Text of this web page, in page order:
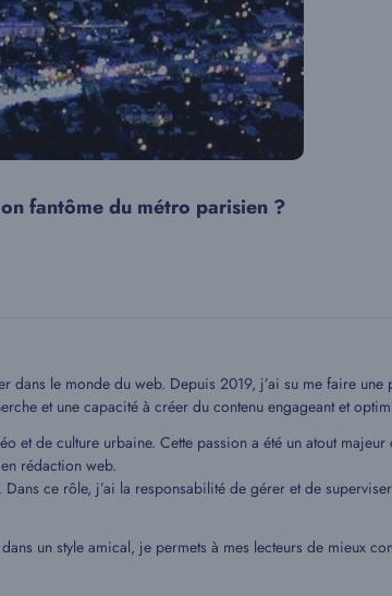
fantôme du métro parisien ?
le monde du web. Depuis 2019, j’ai su me faire une
et une capacité à créer du contenu engageant et
et de culture urbaine. Cette passion a été un atout
rédaction web.
ce rôle, j’ai la responsabilité de gérer et de
un style amical, je permets à mes lecteurs de mieux